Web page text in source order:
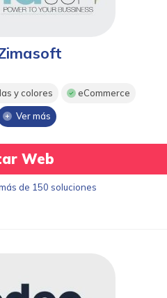
y colores eCommerce
Ver más
Web
de 150 soluciones